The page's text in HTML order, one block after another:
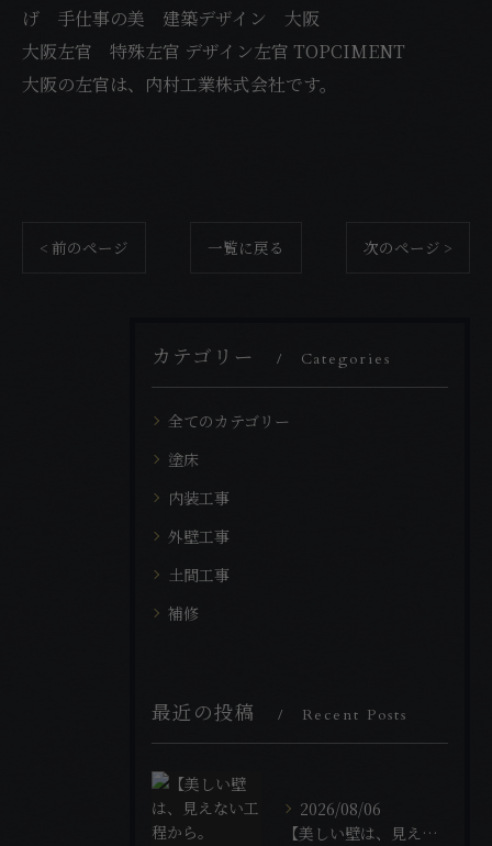
げ 手仕事の美 建築デザイン 大阪
大阪左官 特殊左官 デザイン左官 TOPCIMENT
大阪の左官は、内村工業株式会社です。
< 前のページ 一覧に戻る 次のページ >
カテゴリー Categories
全てのカテゴリー
塗床
内装工事
外壁工事
土間工事
補修
最近の投稿 Recent Posts
2026/08/06
【美しい壁は、見えない工程から。